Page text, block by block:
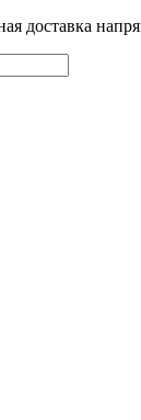
доставка